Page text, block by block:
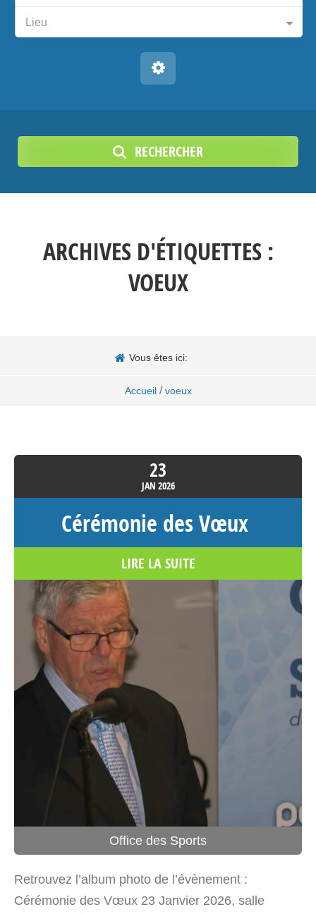
Lieu
RECHERCHER
ARCHIVES D'ÉTIQUETTES :
VOEUX
Vous êtes ici:
Accueil / voeux
23
JAN 2026
Cérémonie des Vœux
LIRE LA SUITE
Office des Sports
Retrouvez l’album photo de l’évènement :
Cérémonie des Vœux 23 Janvier 2026, salle